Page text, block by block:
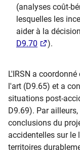
(analyses coût-
lesquelles les
aider à la
D9.70
).
L'IRSN a
l'art (D9.65) et a
situations post-
D9.69). Par
conclusions du
accidentelles sur le
territoires